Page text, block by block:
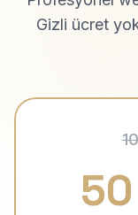
Gizli ücret